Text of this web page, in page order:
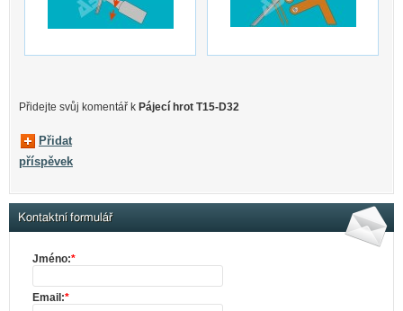
Přidejte svůj komentář k Pájecí hrot T15-D32
Přidat
příspěvek
Kontaktní formulář
Jméno:*
Email:*